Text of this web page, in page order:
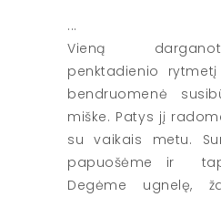
Vieną
penktadienio
bendruomenė
miške. Patys jį
su vaikais metu.
papuošėme ir
Degėme ugnelę,